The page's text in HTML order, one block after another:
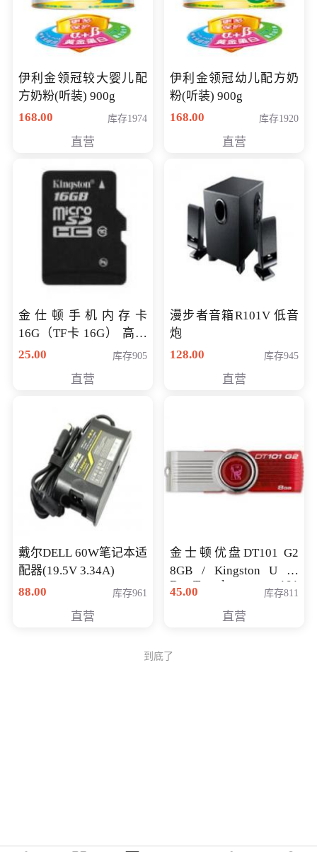
伊利金领冠较大婴儿配
方奶粉(听装) 900g
168.00
库存1974
直营
伊利金领冠幼儿配方奶
粉(听装) 900g
168.00
库存1920
直营
金仕顿手机内存卡
16G（TF卡 16G） 高速
卡 CLASS 10
25.00 库存905
直营
漫步者音箱R101V 低音
炮
128.00
库存945
直营
戴尔DELL 60W笔记本适
配器(19.5V 3.34A)
88.00
库存961
直营
金士顿优盘DT101 G2
8GB / Kingston U 盘
DataTraveler 101
Generati
45.00 库存811
直营
到底了